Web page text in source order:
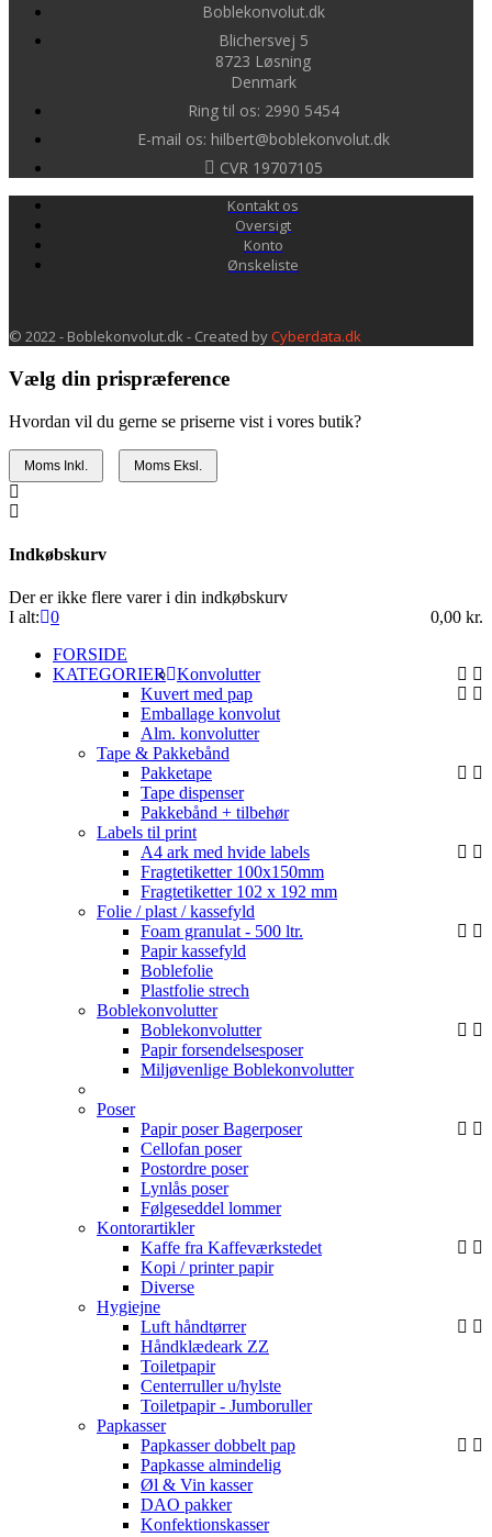
Boblekonvolut.dk
Blichersvej 5
8723 Løsning
Denmark
Ring til os: 2990 5454
E-mail os: hilbert@boblekonvolut.dk
CVR 19707105
Kontakt os
Oversigt
Konto
Ønskeliste
© 2022 - Boblekonvolut.dk - Created byCyberdata.dk
Vælg din prispræference
Hvordan vil du gerne se priserne vist i vores butik?
Moms Inkl. Moms Eksl.
Indkøbskurv
Der er ikke flere varer i din indkøbskurv
I alt:
0,00 kr.
0
FORSIDE
KATEGORIER Konvolutter
Kuvert med pap
Emballage konvolut
Alm. konvolutter
Tape & Pakkebånd
Pakketape
Tape dispenser
Pakkebånd + tilbehør
Labels til print
A4 ark med hvide labels
Fragtetiketter 100x150mm
Fragtetiketter 102 x 192 mm
Folie / plast / kassefyld
Foam granulat - 500 ltr.
Papir kassefyld
Boblefolie
Plastfolie strech
Boblekonvolutter
Boblekonvolutter
Papir forsendelsesposer
Miljøvenlige Boblekonvolutter
Poser
Papir poserBagerposer
Cellofan poser
Postordre poser
Lynlås poser
Følgeseddel lommer
Kontorartikler
Kaffe fra Kaffeværkstedet
Kopi / printer papir
Diverse
Hygiejne
Luft håndtørrer
Håndklædeark ZZ
Toiletpapir
Centerruller u/hylste
Toiletpapir - Jumboruller
Papkasser
Papkasser dobbelt pap
Papkasse almindelig
Øl & Vin kasser
DAO pakker
Konfektionskasser